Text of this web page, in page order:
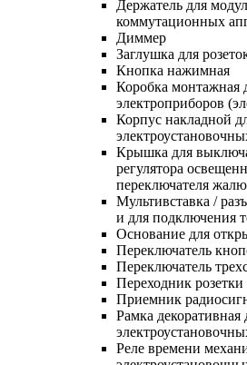
Держатель для
коммутационных
Диммер
Заглушка для
Кнопка нажимная
Коробка монтажная
электроприборов
Корпус накладной
Крышка для
регулятора
переключателя
Мультивставка /
и для подключения
Основание для
Переключатель
Переключатель
Переходник
Приемник
Рамка декоративная
Реле времени